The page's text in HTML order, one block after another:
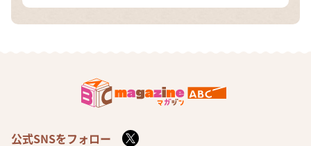
公式SNSをフォロー